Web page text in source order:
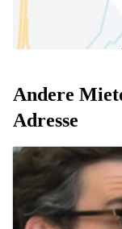
Andere
Adresse